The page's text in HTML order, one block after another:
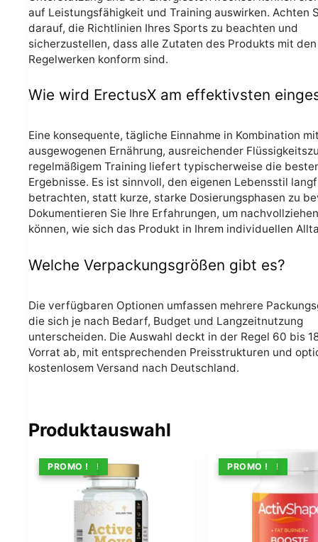
auf Leistungsfähigkeit und Training auswirken. Achten
darauf, die Richtlinien Ihres Sports zu beachten und
sicherzustellen, dass alle Zutaten des Produkts mit
Regelwerken konform sind.
Wie wird ErectusX am effektivsten
Eine konsequente, tägliche Einnahme in Kombination
ausgewogenen Ernährung, ausreichender
regelmäßigem Training liefert typischerweise die
Ergebnisse. Es ist sinnvoll, den eigenen Lebensstil
betrachten, statt kurze, starke Dosierungsphasen zu
Dokumentieren Sie Ihre Erfahrungen, um
können, wie sich das Produkt in Ihrem individuellen
Welche Verpackungsgrößen gibt es?
Die verfügbaren Optionen umfassen mehrere
die sich je nach Bedarf, Budget und Langzeitnutzung
unterscheiden. Die Auswahl deckt in der Regel 60 bis
Vorrat ab, mit entsprechenden Preisstrukturen und
kostenlosem Versand nach Deutschland.
Produktauswahl
ANGEBOT !
PROMO ! ANGEBOT !
PROMO !